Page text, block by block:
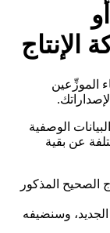
الموزِّعين
الوصفية
عن بقية
الصحيح المذكور
الجديد، وسنضيفه